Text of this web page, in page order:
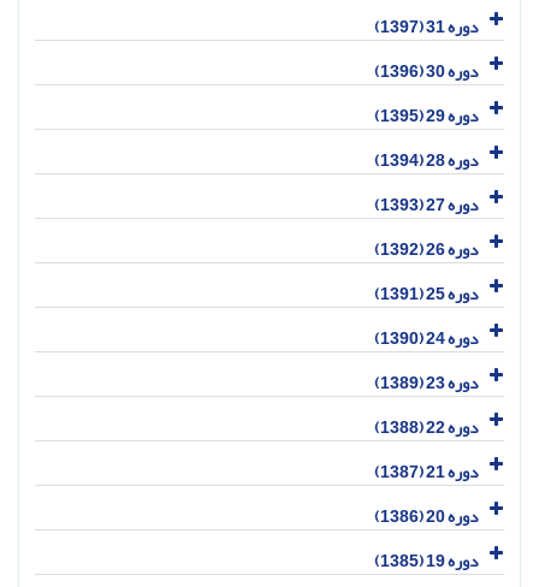
دوره 31 (1397)
دوره 30 (1396)
دوره 29 (1395)
دوره 28 (1394)
دوره 27 (1393)
دوره 26 (1392)
دوره 25 (1391)
دوره 24 (1390)
دوره 23 (1389)
دوره 22 (1388)
دوره 21 (1387)
دوره 20 (1386)
دوره 19 (1385)